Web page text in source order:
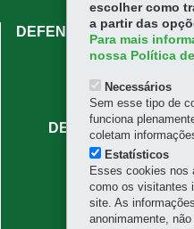
DEFENSORIA PÚBLICA
80020-130-
DEFENSORIA
Rua Mateus
80530-010-
(41)
escolher como
a partir das
Para mais
nossa Política
Necessários
Sem esse tipo de
funciona
coletam
Estatísticos
Esses cookies nos
como os visitantes
site. As
anonimamente,